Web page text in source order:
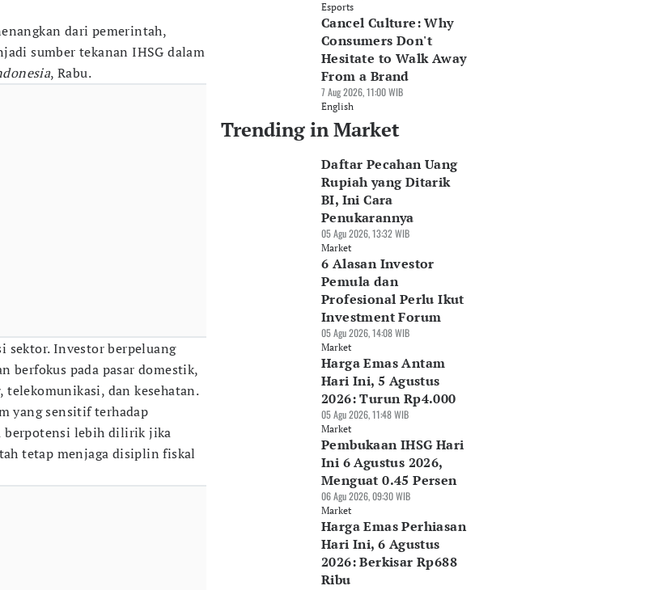
dari pemerintah,
sumber tekanan IHSG dalam
, Rabu.
sektor. Investor berpeluang
berfokus pada pasar domestik,
, telekomunikasi, dan kesehatan.
yang sensitif terhadap
lebih dilirik jika
tetap menjaga disiplin fiskal
Esports
Cancel Culture: Why
Consumers Don't
Hesitate to Walk Away
From a Brand
7 Aug 2026, 11:00 WIB
English
Trending in Market
Daftar Pecahan Uang
Rupiah yang Ditarik
BI, Ini Cara
Penukarannya
05 Agu 2026, 13:32 WIB
Market
6 Alasan Investor
Pemula dan
Profesional Perlu Ikut
Investment Forum
05 Agu 2026, 14:08 WIB
Market
Harga Emas Antam
Hari Ini, 5 Agustus
2026: Turun Rp4.000
05 Agu 2026, 11:48 WIB
Market
Pembukaan IHSG Hari
Ini 6 Agustus 2026,
Menguat 0.45 Persen
06 Agu 2026, 09:30 WIB
Market
Harga Emas Perhiasan
Hari Ini, 6 Agustus
2026: Berkisar Rp688
Ribu